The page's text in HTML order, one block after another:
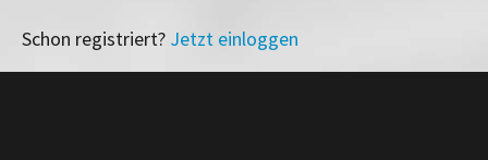
Schon registriert? Jetzt einloggen